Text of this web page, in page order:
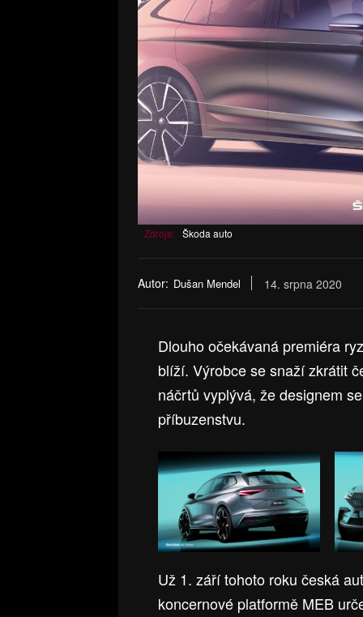
Zdroje: Škoda auto
Autor: Dušan Mendel 14. srpna 2020
Dlouho očekávaná premiéra
blíží. Výrobce se snaží zkrátit
náčrtů vyplývá, že designem
příbuzenstvu.
Už 1. září tohoto roku česká
koncernové platformě MEB